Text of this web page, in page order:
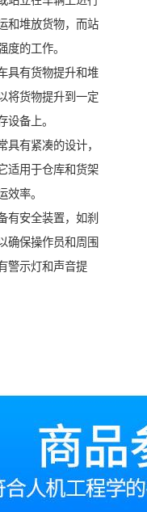
和堆放货物，而站
度的工作。
具有货物提升和堆
将货物提升到一定
设备上。
具有紧凑的设计，
适用于仓库和货架
效率。
有安全装置，如刹
确保操作员和周围
警示灯和声音提